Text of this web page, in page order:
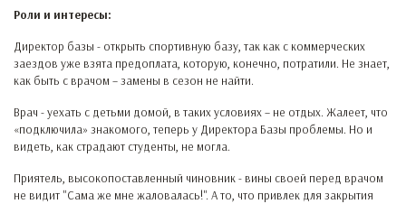
Роли и интересы:
Директор базы - открыть спортивную базу, так как с коммерческих
заездов уже взята предоплата, которую, конечно, потратили. Не знает,
как быть с врачом – замены в сезон не найти.
Врач - уехать с детьми домой, в таких условиях – не отдых. Жалеет, что
«подключила» знакомого, теперь у Директора Базы проблемы. Но и
видеть, как страдают студенты, не могла.
Приятель, высокопоставленный чиновник - вины своей перед врачом
не видит "Сама же мне жаловалась!". А то, что привлек для закрытия